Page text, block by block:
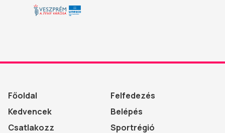
Főoldal
Felfedezés
Kedvencek
Belépés
Csatlakozz
Sportrégió